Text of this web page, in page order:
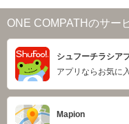
ONE COMPATHのサー
シュフーチラシア
アプリならお気に
Mapion